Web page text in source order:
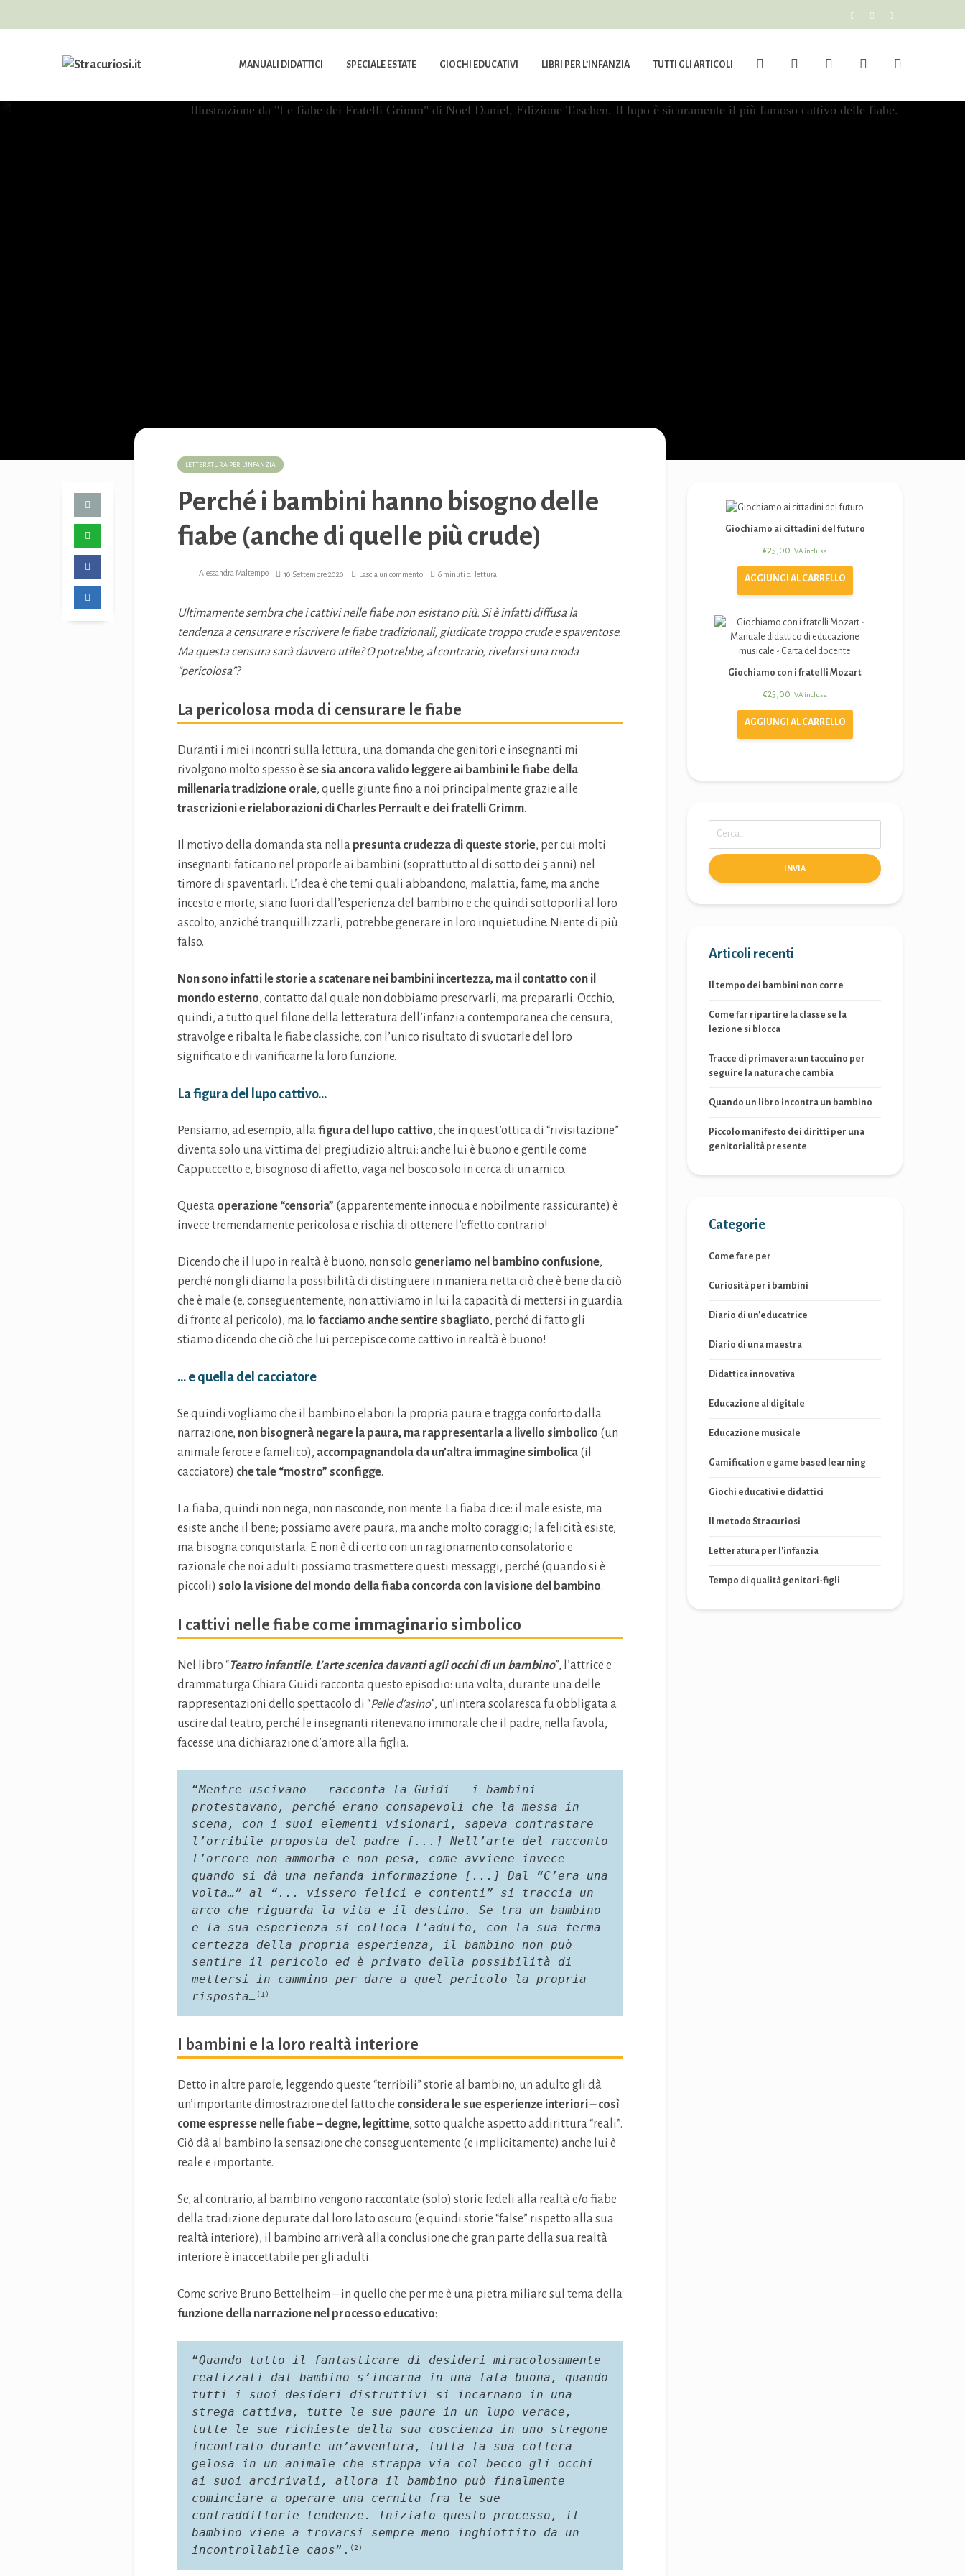
MANUALI DIDATTICI SPECIALE ESTATE GIOCHI EDUCATIVI LIBRI PER L’INFANZIA TUTTI GLI ARTICOLI
LETTERATURA PER L'INFANZIA
Perché i bambini hanno bisogno delle
fiabe (anche di quelle più crude)
Alessandra Maltempo 10 Settembre 2020 Lascia un commento 6 minuti di lettura
Ultimamente sembra che i cattivi nelle fiabe non esistano più. Si è infatti diffusa la
tendenza a censurare e riscrivere le fiabe tradizionali, giudicate troppo crude e spaventose.
Ma questa censura sarà davvero utile? O potrebbe, al contrario, rivelarsi una moda
“pericolosa”?
La pericolosa moda di censurare le fiabe
Duranti i miei incontri sulla lettura, una domanda che genitori e insegnanti mi
rivolgono molto spesso è se sia ancora valido leggere ai bambini le fiabe della
millenaria tradizione orale, quelle giunte fino a noi principalmente grazie alle
trascrizioni e rielaborazioni di Charles Perrault e dei fratelli Grimm.
Il motivo della domanda sta nella presunta crudezza di queste storie, per cui molti
insegnanti faticano nel proporle ai bambini (soprattutto al di sotto dei 5 anni) nel
timore di spaventarli. L’idea è che temi quali abbandono, malattia, fame, ma anche
incesto e morte, siano fuori dall’esperienza del bambino e che quindi sottoporli al loro
ascolto, anziché tranquillizzarli, potrebbe generare in loro inquietudine. Niente di più
falso.
Non sono infatti le storie a scatenare nei bambini incertezza, ma il contatto con il
mondo esterno, contatto dal quale non dobbiamo preservarli, ma prepararli. Occhio,
quindi, a tutto quel filone della letteratura dell’infanzia contemporanea che censura,
stravolge e ribalta le fiabe classiche, con l’unico risultato di svuotarle del loro
significato e di vanificarne la loro funzione.
La figura del lupo cattivo…
Pensiamo, ad esempio, allafigura del lupo cattivo, che in quest’ottica di “rivisitazione”
diventa solo una vittima del pregiudizio altrui: anche lui è buono e gentile come
Cappuccetto e, bisognoso di affetto, vaga nel bosco solo in cerca di un amico.
Questa operazione “censoria” (apparentemente innocua e nobilmente rassicurante) è
invece tremendamente pericolosa e rischia di ottenere l’effetto contrario!
Dicendo che il lupo in realtà è buono, non solo generiamo nel bambino confusione,
perché non gli diamo la possibilità di distinguere in maniera netta ciò che è bene da ciò
che è male (e, conseguentemente, non attiviamo in lui la capacità di mettersi in guardia
di fronte al pericolo), ma lo facciamo anche sentire sbagliato, perché di fatto gli
stiamo dicendo che ciò che lui percepisce come cattivo in realtà è buono!
… e quella del cacciatore
Se quindi vogliamo che il bambino elabori la propria paura e tragga conforto dalla
narrazione, non bisognerà negare la paura, ma rappresentarla a livello simbolico (un
animale feroce e famelico), accompagnandola da un’altra immagine simbolica (il
cacciatore) che tale “mostro” sconfigge.
La fiaba, quindi non nega, non nasconde, non mente. La fiaba dice: il male esiste, ma
esiste anche il bene; possiamo avere paura, ma anche molto coraggio; la felicità esiste,
ma bisogna conquistarla. E non è di certo con un ragionamento consolatorio e
razionale che noi adulti possiamo trasmettere questi messaggi, perché (quando si è
piccoli) solo la visione del mondo della fiaba concorda con la visione del bambino.
I cattivi nelle fiabe come immaginario simbolico
Nel libro “Teatro infantile. L’arte scenica davanti agli occhi di un bambino”, l’attrice e
drammaturga Chiara Guidi racconta questo episodio: una volta, durante una delle
rappresentazioni dello spettacolo di “Pelle d’asino”, un’intera scolaresca fu obbligata a
uscire dal teatro, perché le insegnanti ritenevano immorale che il padre, nella favola,
facesse una dichiarazione d’amore alla figlia.
“Mentre uscivano – racconta la Guidi – i bambini
protestavano, perché erano consapevoli che la messa in
scena, con i suoi elementi visionari, sapeva contrastare
l’orribile proposta del padre [...] Nell’arte del racconto
l’orrore non ammorba e non pesa, come avviene invece
quando si dà una nefanda informazione [...] Dal “C’era una
volta…” al “... vissero felici e contenti” si traccia un
arco che riguarda la vita e il destino. Se tra un bambino
e la sua esperienza si colloca l’adulto, con la sua ferma
certezza della propria esperienza, il bambino non può
sentire il pericolo ed è privato della possibilità di
mettersi in cammino per dare a quel pericolo la propria
risposta… (1)
I bambini e la loro realtà interiore
Detto in altre parole, leggendo queste “terribili” storie al bambino, un adulto gli dà
un’importante dimostrazione del fatto che considera le sue esperienze interiori – così
come espresse nelle fiabe – degne, legittime, sotto qualche aspetto addirittura “reali”.
Ciò dà al bambino la sensazione che conseguentemente (e implicitamente) anche lui è
reale e importante.
Se, al contrario, al bambino vengono raccontate (solo) storie fedeli alla realtà e/o fiabe
della tradizione depurate dal loro lato oscuro (e quindi storie “false” rispetto alla sua
realtà interiore), il bambino arriverà alla conclusione che gran parte della sua realtà
interiore è inaccettabile per gli adulti.
Come scrive Bruno Bettelheim – in quello che per me è una pietra miliare sul tema della
funzione della narrazione nel processo educativo:
“Quando tutto il fantasticare di desideri miracolosamente
realizzati dal bambino s’incarna in una fata buona, quando
tutti i suoi desideri distruttivi si incarnano in una
strega cattiva, tutte le sue paure in un lupo verace,
tutte le sue richieste della sua coscienza in uno stregone
incontrato durante un’avventura, tutta la sua collera
gelosa in un animale che strappa via col becco gli occhi
ai suoi arcirivali, allora il bambino può finalmente
cominciare a operare una cernita fra le sue
contraddittorie tendenze. Iniziato questo processo, il
bambino viene a trovarsi sempre meno inghiottito da un
incontrollabile caos”. (2)
Giochiamo ai cittadini del futuro
€25,00 IVA inclusa
AGGIUNGI AL CARRELLO
Giochiamo con i fratelli Mozart
€25,00 IVA inclusa
AGGIUNGI AL CARRELLO
INVIA
Articoli recenti
Il tempo dei bambini non corre
Come far ripartire la classe se la
lezione si blocca
Tracce di primavera: un taccuino per
seguire la natura che cambia
Quando un libro incontra un bambino
Piccolo manifesto dei diritti per una
genitorialità presente
Categorie
Come fare per
Curiosità per i bambini
Diario di un'educatrice
Diario di una maestra
Didattica innovativa
Educazione al digitale
Educazione musicale
Gamification e game based learning
Giochi educativi e didattici
Il metodo Stracuriosi
Letteratura per l'infanzia
Tempo di qualità genitori-figli